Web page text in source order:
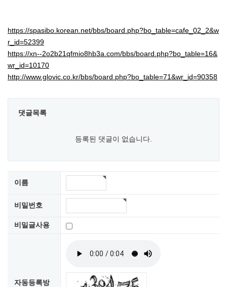
https://spasibo.korean.net/bbs/board.php?bo_table=cafe_02_2&w
r_id=52399
https://xn--2o2b21qfmio8hb3a.com/bbs/board.php?bo_table=16&
wr_id=10170
http://www.glovic.co.kr/bbs/board.php?bo_table=71&wr_id=90358
댓글목록
등록된 댓글이 없습니다.
이름
비밀번호
비밀글사용
자동등록방